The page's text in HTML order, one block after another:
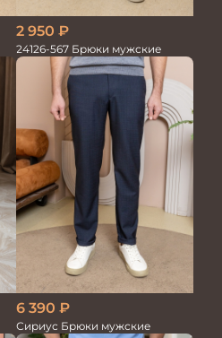
2 950 ₽
24126-567 Брюки мужские
6 390 ₽
Сириус Брюки мужские